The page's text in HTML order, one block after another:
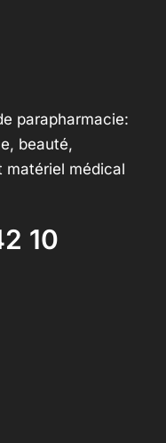
parapharmacie:
beauté,
matériel médical
10